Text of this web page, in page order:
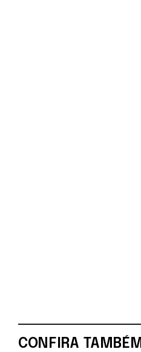
CONFIRA TAMBÉM